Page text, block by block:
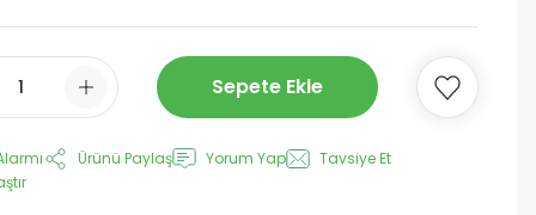
Sepete Ekle
Ürünü Paylaş Yorum Yap
Tavsiye Et